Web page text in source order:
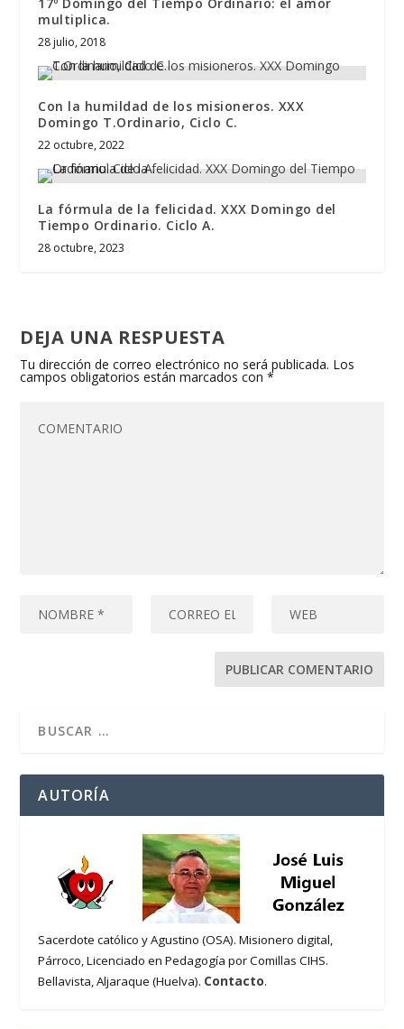
multiplica.
28 julio, 2018
Con la humildad de los misioneros. XXX
Domingo T.Ordinario, Ciclo C.
22 octubre, 2022
La fórmula de la felicidad. XXX Domingo del
Tiempo Ordinario. Ciclo A.
28 octubre, 2023
DEJA UNA RESPUESTA
Tu dirección de correo electrónico no será publicada. Los
campos obligatorios están marcados con*
AUTORÍA
Sacerdote católico y Agustino (OSA). Misionero digital,
Párroco, Licenciado en Pedagogía por Comillas CIHS.
Bellavista, Aljaraque (Huelva). Contacto.